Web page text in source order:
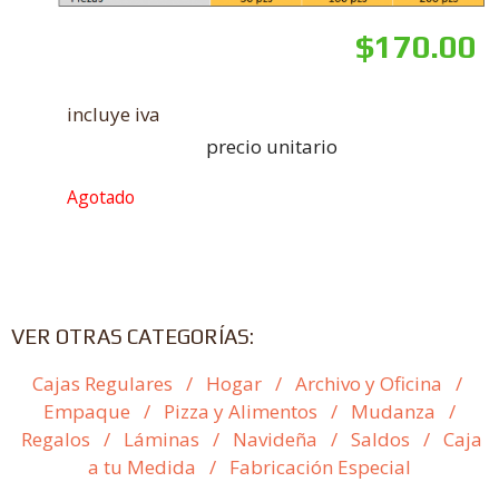
$170.00
incluye iva
precio unitario
Agotado
VER OTRAS CATEGORÍAS:
Cajas Regulares / Hogar / Archivo y Oficina /
Empaque / Pizza y Alimentos / Mudanza /
Regalos / Láminas / Navideña / Saldos / Caja
a tu Medida / Fabricación Especial